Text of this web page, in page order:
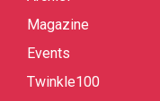
Magazine
Events
Twinkle100